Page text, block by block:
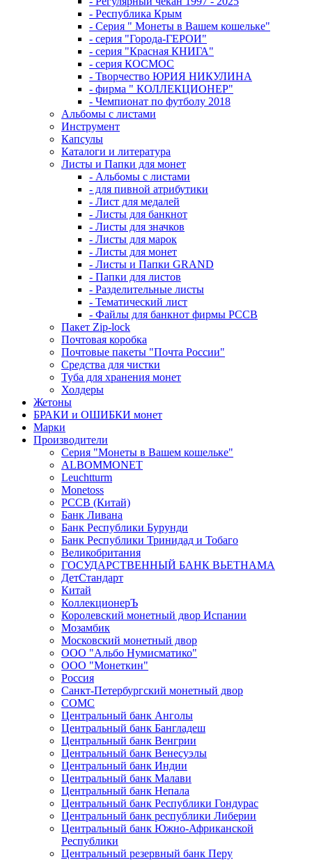
- Республика Крым
- Серия " Монеты в Вашем кошельке"
- серия "Города-ГЕРОИ"
- серия "Красная КНИГА"
- серия КОСМОС
- Творчество ЮРИЯ НИКУЛИНА
- фирма " КОЛЛЕКЦИОНЕР"
- Чемпионат по футболу 2018
Альбомы с листами
Инструмент
Капсулы
Каталоги и литература
Листы и Папки для монет
- Альбомы с листами
- для пивной атрибутики
- Лист для медалей
- Листы для банкнот
- Листы для значков
- Листы для марок
- Листы для монет
- Листы и Папки GRAND
- Папки для листов
- Разделительные листы
- Тематический лист
- Файлы для банкнот фирмы PCCB
Пакет Zip-lock
Почтовая коробка
Почтовые пакеты "Почта России"
Средства для чистки
Туба для хранения монет
Холдеры
Жетоны
БРАКИ и ОШИБКИ монет
Марки
Производители
Серия "Монеты в Вашем кошельке"
ALBOMMONET
Leuchtturm
Monetoss
PCCB (Китай)
Банк Ливана
Банк Республики Бурунди
Банк Республики Тринидад и Тобаго
Великобритания
ГОСУДАРСТВЕННЫЙ БАНК ВЬЕТНАМА
ДетСтандарт
Китай
КоллекционерЪ
Королевский монетный двор Испании
Мозамбик
Московский монетный двор
ООО "Альбо Нумисматико"
ООО "Монеткин"
Россия
Санкт-Петербургский монетный двор
СОМС
Центральный банк Анголы
Центральный банк Бангладеш
Центральный банк Венгрии
Центральный банк Венесуэлы
Центральный банк Индии
Центральный банк Малави
Центральный банк Непала
Центральный банк Республики Гондурас
Центральный банк республики Либерии
Центральный банк Южно-Африканской
Республики
Центральный резервный банк Перу